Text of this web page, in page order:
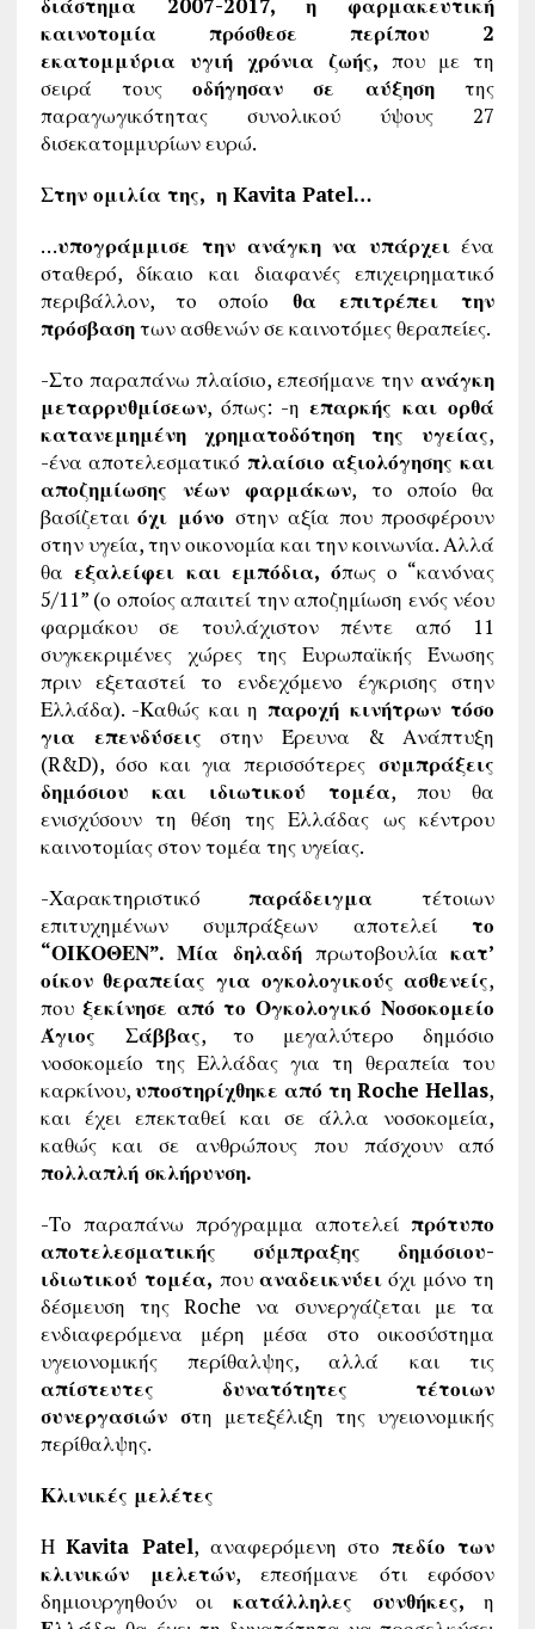
διάστημα 2007-2017, η φαρμακευτική
καινοτομία πρόσθεσε περίπου 2
εκατομμύρια υγιή χρόνια ζωής, που με τη
σειρά τους οδήγησαν σε αύξηση της
παραγωγικότητας συνολικού ύψους 27
δισεκατομμυρίων ευρώ.
Στην ομιλία της, η Kavita Patel…
…υπογράμμισε την ανάγκη να υπάρχει ένα
σταθερό, δίκαιο και διαφανές επιχειρηματικό
περιβάλλον, το οποίο θα επιτρέπει την
πρόσβασητων ασθενών σε καινοτόμες θεραπείες.
-Στο παραπάνω πλαίσιο, επεσήμανε την ανάγκη
μεταρρυθμίσεων, όπως: -ηεπαρκής και ορθά
κατανεμημένη χρηματοδότηση της υγείας,
-ένα αποτελεσματικό πλαίσιο αξιολόγησης και
αποζημίωσης νέων φαρμάκων, το οποίο θα
βασίζεταιόχι μόνοστην αξία που προσφέρουν
στην υγεία, την οικονομία και την κοινωνία. Αλλά
θα εξαλείφει και εμπόδια, όπως ο “κανόνας
5/11” (ο οποίος απαιτεί την αποζημίωση ενός νέου
φαρμάκου σε τουλάχιστον πέντε από 11
συγκεκριμένες χώρες της Ευρωπαϊκής Ένωσης
πριν εξεταστεί το ενδεχόμενο έγκρισης στην
Ελλάδα). -Καθώς και η παροχή κινήτρων τόσο
για επενδύσεις στην Έρευνα & Ανάπτυξη
(R&D), όσο και για περισσότερες συμπράξεις
δημόσιου και ιδιωτικού τομέα, που θα
ενισχύσουν τη θέση της Ελλάδας ως κέντρου
καινοτομίας στον τομέα της υγείας.
-Χαρακτηριστικό παράδειγματέτοιων
επιτυχημένων συμπράξεων αποτελείτο
“ΟΙΚΟΘΕΝ”. Μία δηλαδή πρωτοβουλίακατ’
οίκον θεραπείας για ογκολογικούς ασθενείς,
που ξεκίνησε από το Ογκολογικό Νοσοκομείο
Άγιος Σάββας, το μεγαλύτερο δημόσιο
νοσοκομείο της Ελλάδας για τη θεραπεία του
καρκίνου,υποστηρίχθηκε από τη Roche Hellas,
και έχει επεκταθεί και σε άλλα νοσοκομεία,
καθώς και σε ανθρώπους που πάσχουν από
πολλαπλή σκλήρυνση.
-Το παραπάνω πρόγραμμα αποτελείπρότυπο
αποτελεσματικής σύμπραξης δημόσιου-
ιδιωτικού τομέα, που αναδεικνύει όχι μόνο τη
δέσμευση της Roche να συνεργάζεται με τα
ενδιαφερόμενα μέρη μέσα στο οικοσύστημα
υγειονομικής περίθαλψης, αλλά και τις
απίστευτες δυνατότητες τέτοιων
συνεργασιών στη μετεξέλιξη της υγειονομικής
περίθαλψης.
Κλινικές μελέτες
ΗKavita Patel, αναφερόμενη στο πεδίο των
κλινικών μελετών, επεσήμανε ότι εφόσον
δημιουργηθούν οι κατάλληλες συνθήκες, η